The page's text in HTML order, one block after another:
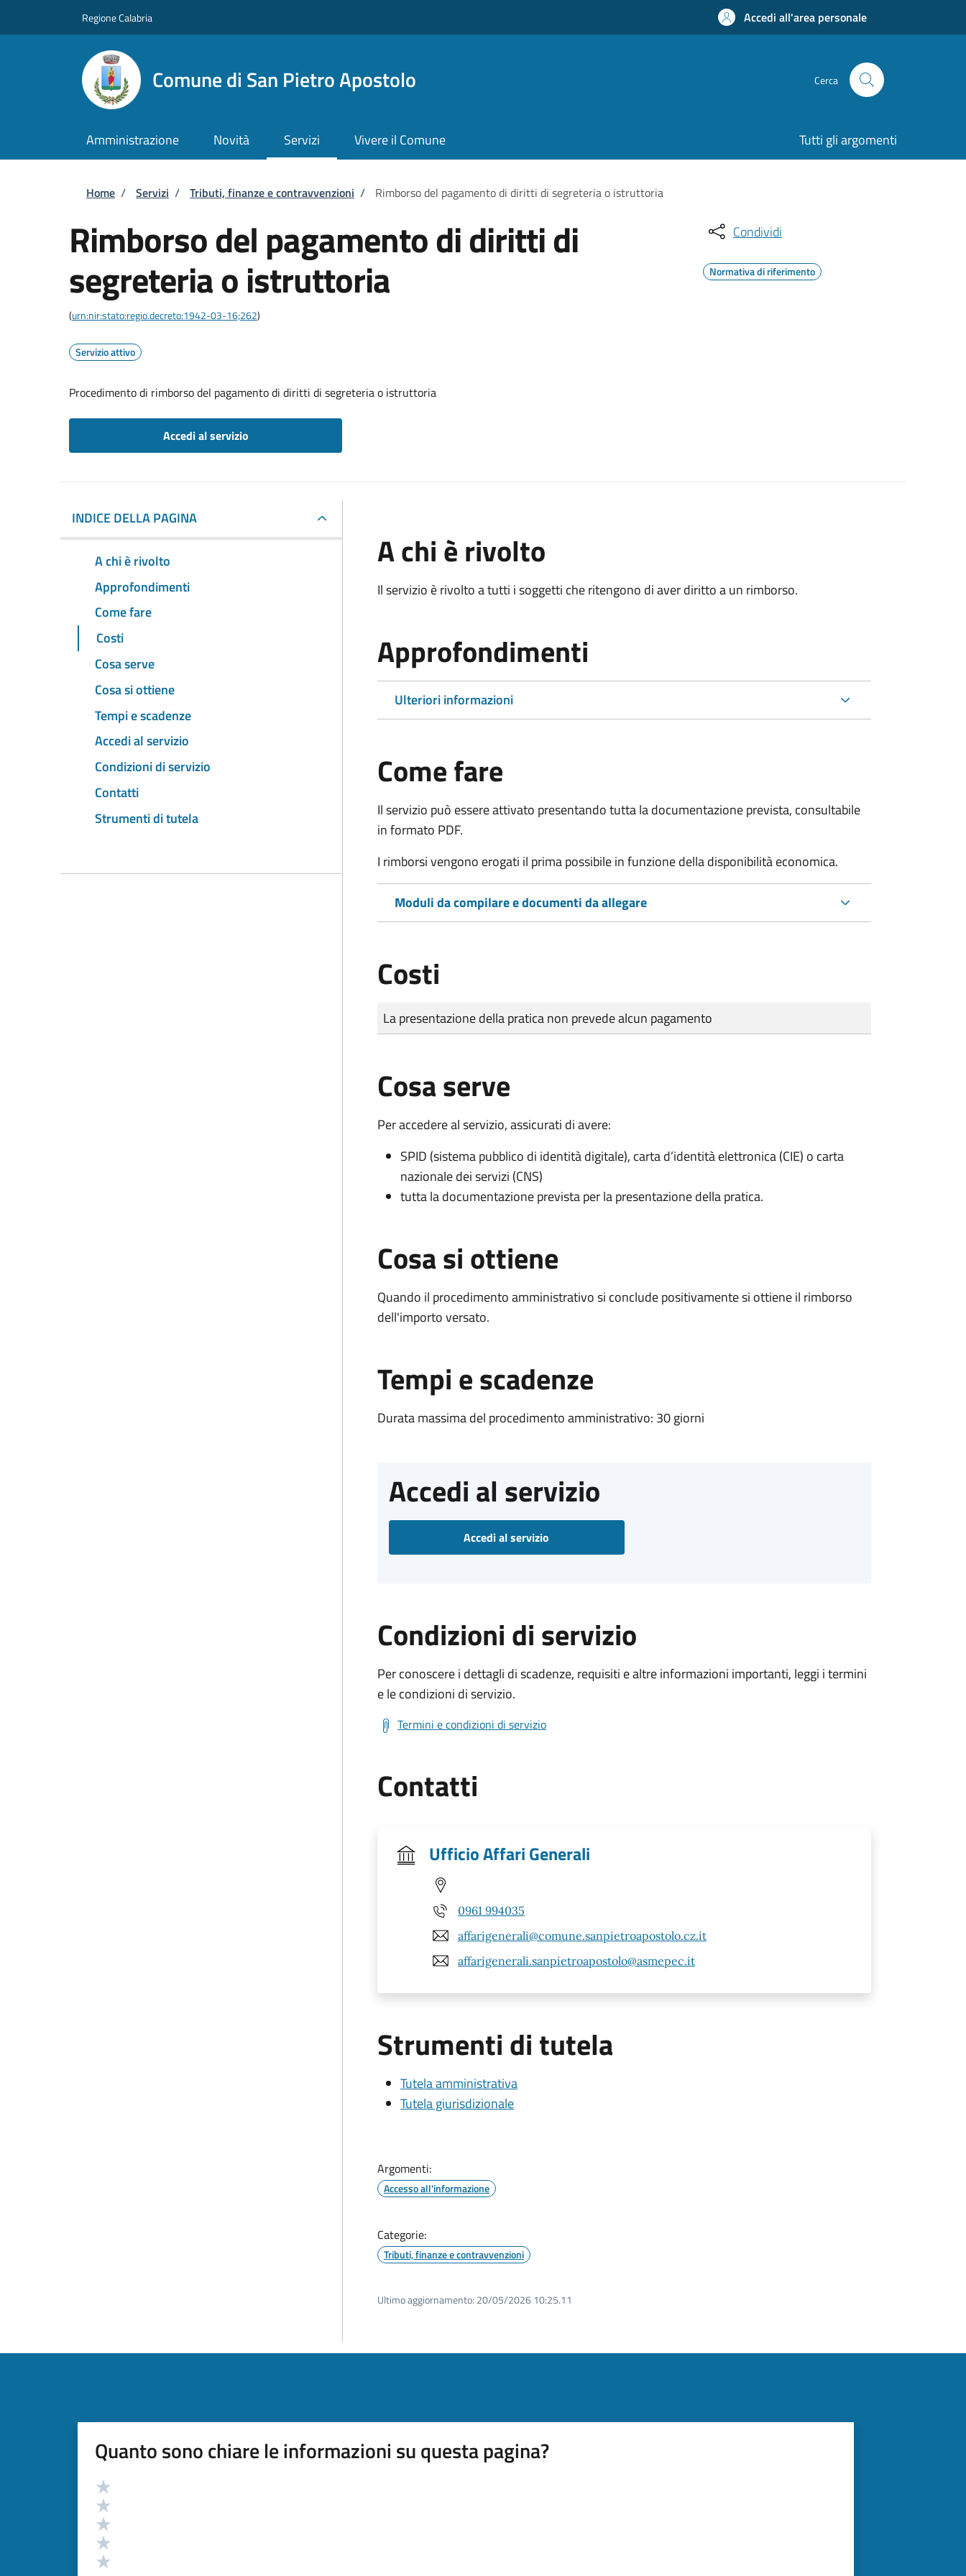
Regione Calabria Accedi all'area personale
Comune di San Pietro Apostolo Cerca
Amministrazione Novità Servizi Vivere il Comune Tutti gli argomenti
Briciole di pane
Home / Servizi / Tributi, finanze e contravvenzioni / Rimborso del pagamento di diritti di segreteria o istruttoria
Rimborso del pagamento di diritti di
segreteria o istruttoria
(urn:nir:stato:regio.decreto:1942-03-16;262)
Servizio attivo
Procedimento di rimborso del pagamento di diritti di segreteria o istruttoria
Accedi al servizio
Condividi
Normativa di riferimento
INDICE DELLA PAGINA
A chi è rivolto
Approfondimenti
Come fare
Costi
Cosa serve
Cosa si ottiene
Tempi e scadenze
Accedi al servizio
Condizioni di servizio
Contatti
Strumenti di tutela
A chi è rivolto
Il servizio è rivolto a tutti i soggetti che ritengono di aver diritto a un rimborso.
Approfondimenti
Ulteriori informazioni
Come fare
Il servizio può essere attivato presentando tutta la documentazione prevista, consultabile
in formato PDF.
I rimborsi vengono erogati il prima possibile in funzione della disponibilità economica.
Moduli da compilare e documenti da allegare
Costi
Tipo di pagamento
Importo
La presentazione della pratica non prevede alcun pagamento
Cosa serve
Per accedere al servizio, assicurati di avere:
SPID (sistema pubblico di identità digitale), carta d’identità elettronica (CIE) o carta
nazionale dei servizi (CNS)
tutta la documentazione prevista per la presentazione della pratica.
Cosa si ottiene
Quando il procedimento amministrativo si conclude positivamente si ottiene il rimborso
dell'importo versato.
Tempi e scadenze
Durata massima del procedimento amministrativo: 30 giorni
Accedi al servizio
Accedi al servizio
Condizioni di servizio
Per conoscere i dettagli di scadenze, requisiti e altre informazioni importanti, leggi i termini
e le condizioni di servizio.
Termini e condizioni di servizio
Contatti
Ufficio Affari Generali
0961 994035
affarigenerali@comune.sanpietroapostolo.cz.it
affarigenerali.sanpietroapostolo@asmepec.it
Strumenti di tutela
Tutela amministrativa
Tutela giurisdizionale
Argomenti:
Accesso all'informazione
Categorie:
Tributi, finanze e contravvenzioni
Ultimo aggiornamento: 20/05/2026 10:25.11
Quanto sono chiare le informazioni su questa pagina?
Valutazione